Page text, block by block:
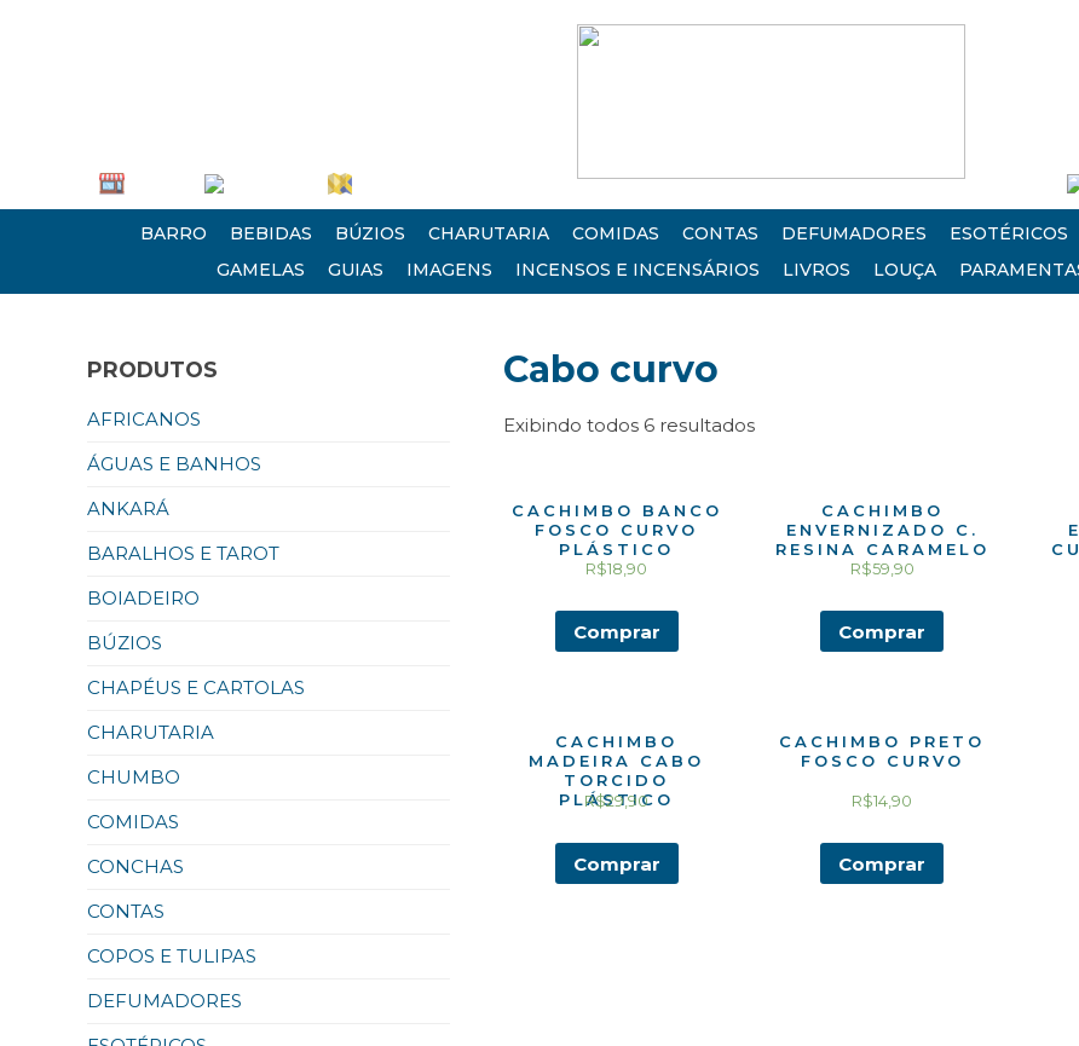
BARRO BEBIDAS BÚZIOS CHARUTARIA COMIDAS CONTAS DEFUMADORES ESOTÉRICOS
GAMELAS
GUIAS IMAGENS INCENSOS E INCENSÁRIOS LIVROS LOUÇA
PRODUTOS
AFRICANOS
ÁGUAS E BANHOS
ANKARÁ
BARALHOS E TAROT
BOIADEIRO
BÚZIOS
CHAPÉUS E CARTOLAS
CHARUTARIA
CHUMBO
COMIDAS
CONCHAS
CONTAS
COPOS E TULIPAS
DEFUMADORES
Cabo curvo
Exibindo todos 6 resultados
CACHIMBO BANCO
FOSCO CURVO
PLÁSTICO
R$18,90
Comprar
CACHIMBO
ENVERNIZADO C.
RESINA CARAMELO
R$59,90
Comprar
CACHIMBO
MADEIRA CABO
TORCIDO
PLÁSTICO
R$29,90
Comprar
CACHIMBO PRETO
FOSCO CURVO
R$14,90
Comprar